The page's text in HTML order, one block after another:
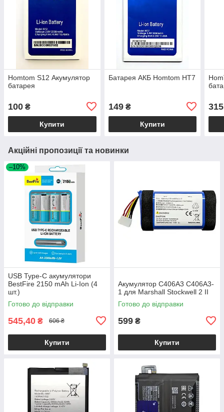
Homtom S12 Акумулятор
батарея
100 ₴
Купити
Батарея АКБ Homtom HT7
149₴
Купити
315
Акційні пропозиції та новинки
–10%
USB Type-C акумулятори
BestFire 2150 mAh Li-Ion (4
шт.)
Готово до відправки
545,40 ₴ 606 ₴
Купити
Акумулятор C406A3 C406A3-
1 для Marshall Stockwell 2 II
Готово до відправки
599 ₴
Купити